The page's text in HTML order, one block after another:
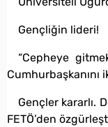
Gençliğin lideri!
“Cepheye
Cumhurbaşkanını
Gençler kararlı.
FETÖ’den